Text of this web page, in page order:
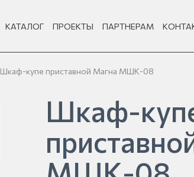
КАТАЛОГ ПРОЕКТЫ ПАРТНЕРАМ
Шкаф-купе приставной Магна МШК-08
Шкаф-